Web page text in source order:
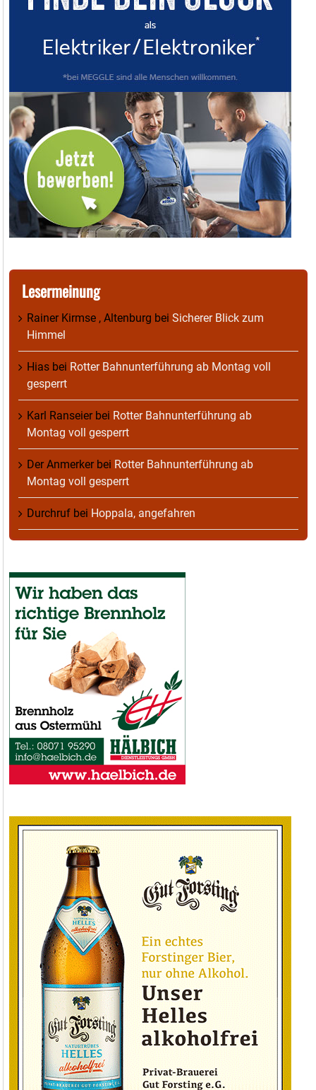
Lesermeinung
Rainer Kirmse , Altenburg bei Sicherer Blick zum
Himmel
Hias bei Rotter Bahnunterführung ab Montag voll
gesperrt
Karl Ranseierbei Rotter Bahnunterführung ab
Montag voll gesperrt
Der Anmerkerbei Rotter Bahnunterführung ab
Montag voll gesperrt
Durchruf bei Hoppala, angefahren